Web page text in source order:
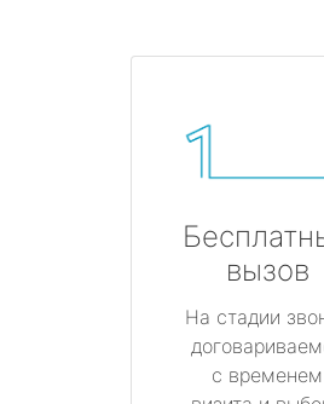
вызов
На стадии
с временем